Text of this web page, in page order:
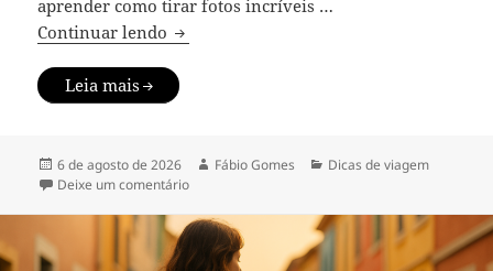
aprender como tirar fotos incríveis …
Continuar lendo Dicas de fotografia de viagem no
Leia mais
Publicado
em
6 de agosto de 2026 Autor
Fábio Gomes Categorias
Dicas de viagem
Deixe um comentárioem Dicas de fotografia de viagem no celular: